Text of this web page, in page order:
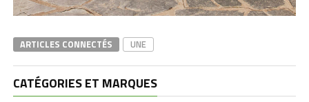
ARTICLES CONNECTÉS UNE
CATÉGORIES ET MARQUES